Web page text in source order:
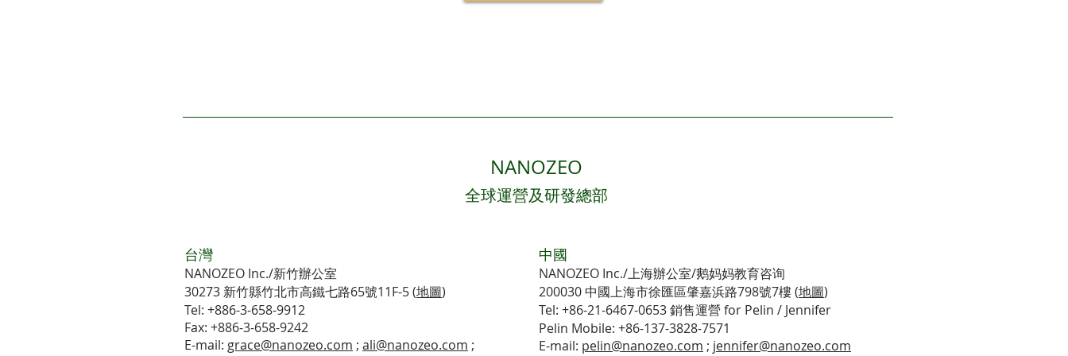
NANOZEO
全球運營及研發總部
​台灣
NANOZEO Inc./新竹辦公室
30273 新竹縣竹北市高鐵七路65號11F-5 (地圖)
Tel: +886-3-658-9912
Fax: +886-3-658-9242
E-mail: grace@nanozeo.com ; ali@nanozeo.com ;
​中國
NANOZEO Inc./上海辦公室/鹅妈妈教育咨询
200030 中國上海市徐匯區肇嘉浜路798號7樓 (地圖)
Tel: +86-21-6467-0653 銷售運營 for Pelin / Jennifer
Pelin Mobile: +86-137-3828-7571
E-mail: pelin@nanozeo.com ; jennifer@nanozeo.com